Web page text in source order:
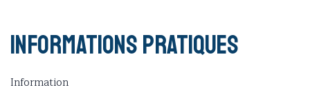
Informations pratiques
Information